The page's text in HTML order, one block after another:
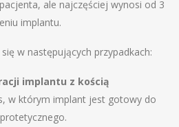
ale najczęściej wynosi od 3
implantu.
w następujących przypadkach:
implantu z kością
w którym implant jest gotowy do